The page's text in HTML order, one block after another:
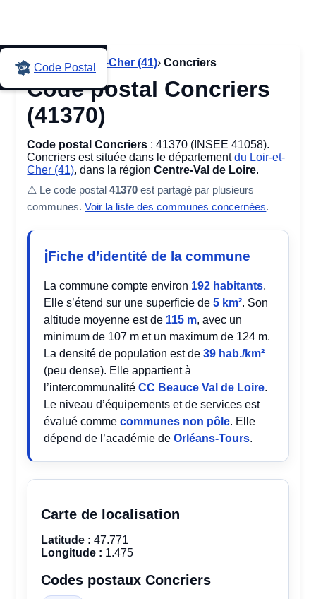
Code Postal
Accueil › Loir-et-Cher (41)› Concriers
Code postal Concriers
(41370)
Code postal Concriers : 41370 (INSEE 41058).
Concriers est située dans le départementdu Loir-et-
Cher (41), dans la régionCentre-Val de Loire.
⚠️ Le code postal41370 est partagé par plusieurs
communes.Voir la liste des communes concernées.
Fiche d’identité de la commune
La commune compte environ 192 habitants.
Elle s’étend sur une superficie de5 km². Son
altitude moyenne est de 115 m, avec un
minimum de 107 m et un maximum de 124 m.
La densité de population est de39 hab./km²
(peu dense). Elle appartient à
l’intercommunalitéCC Beauce Val de Loire.
Le niveau d’équipements et de services est
évalué commecommunes non pôle. Elle
dépend de l’académie deOrléans-Tours.
Carte de localisation
Latitude : 47.771
Longitude : 1.475
Codes postaux Concriers